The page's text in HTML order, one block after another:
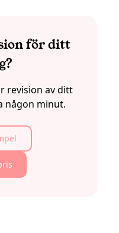
för ditt
revision av ditt
någon minut.